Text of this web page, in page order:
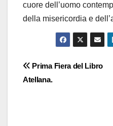
cuore dell’uomo
della misericordia e
Navigazione
Prima Fiera del Libro
Atellana.